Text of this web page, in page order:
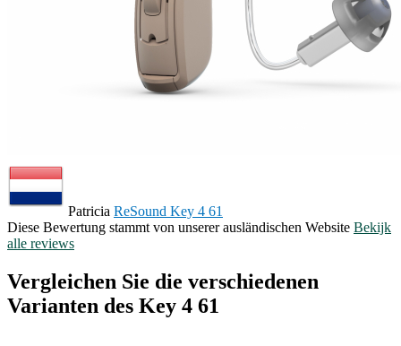
Patricia ReSound Key 4 61
Diese Bewertung stammt von unserer ausländischen Website Bekijk
alle reviews
Vergleichen Sie die verschiedenen
Varianten des Key 4 61